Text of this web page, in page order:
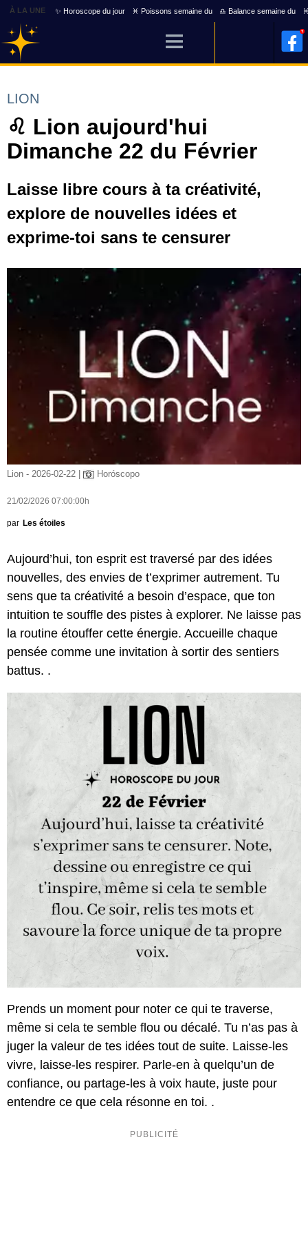
À LA UNE ✨ Horoscope du jour ♓ Poissons semaine du ♎ Balance semaine du
LION
♌ Lion aujourd'hui
Dimanche 22 du Février
Laisse libre cours à ta créativité,
explore de nouvelles idées et
exprime-toi sans te censurer
Lion - 2026-02-22 | Horóscopo
21/02/2026 07:00:00h
par Les étoiles
Aujourd’hui, ton esprit est traversé par des idées
nouvelles, des envies de t’exprimer autrement. Tu
sens que ta créativité a besoin d’espace, que ton
intuition te souffle des pistes à explorer. Ne laisse pas
la routine étouffer cette énergie. Accueille chaque
pensée comme une invitation à sortir des sentiers
battus. .
Prends un moment pour noter ce qui te traverse,
même si cela te semble flou ou décalé. Tu n’as pas à
juger la valeur de tes idées tout de suite. Laisse-les
vivre, laisse-les respirer. Parle-en à quelqu’un de
confiance, ou partage-les à voix haute, juste pour
entendre ce que cela résonne en toi. .